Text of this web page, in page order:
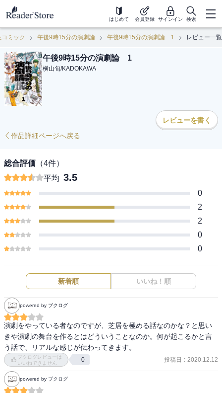
はじめて 会員登録 サインイン 検索
ミック 午後9時15分の演劇論 午後9時15分の演劇論 1 レビュー一覧
午後9時15分の演劇論 1
横山旬/KADOKAWA
レビューを書く
作品詳細ページへ戻る
総合評価 （4件）
平均 3.5
0
2
2
0
0
新着順 いいね！順
powered by ブクログ
演劇をやっている者なのですが、芝居を極める話なのかな？と思い
きや演劇の舞台を作るとはどういうことなのか。何が起こるかと言
う話で、リアルな感じが伝わってきます。
ブクログレビューは
いいねできません
0 投稿日 : 2020.12.12
powered by ブクログ